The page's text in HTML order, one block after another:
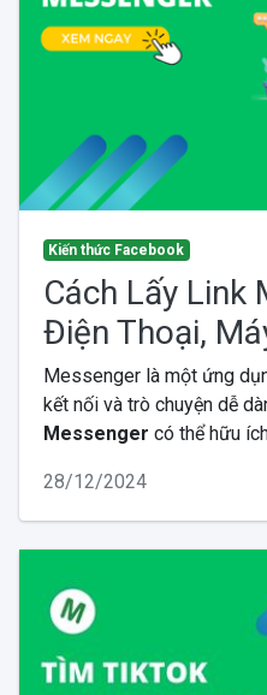
Kiến thức Facebook
Cách Lấy Link
Điện Thoại,
Messenger là một ứng
kết nối và trò chuyện dễ
Messenger có thể hữu
28/12/2024